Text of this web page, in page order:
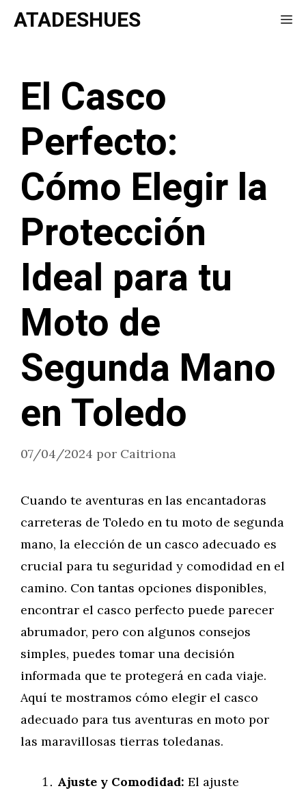
Saltar
ATADESHUES
El Casco
Perfecto:
Cómo Elegir la
Protección
Ideal para tu
Moto de
Segunda Mano
en Toledo
07/04/2024 por Caitriona
Cuando te aventuras en las encantadoras
carreteras de Toledo en tu moto de segunda
mano, la elección de un casco adecuado es
crucial para tu seguridad y comodidad en el
camino. Con tantas opciones disponibles,
encontrar el casco perfecto puede parecer
abrumador, pero con algunos consejos
simples, puedes tomar una decisión
informada que te protegerá en cada viaje.
Aquí te mostramos cómo elegir el casco
adecuado para tus aventuras en moto por
las maravillosas tierras toledanas.
Ajuste y Comodidad: El ajuste